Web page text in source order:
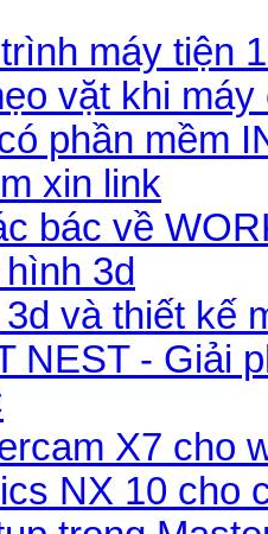
máy tiện
vặt khi máy
phần mềm
xin link
bác về
3d
và thiết kế
NEST - Giải
X7 cho
NX 10 cho